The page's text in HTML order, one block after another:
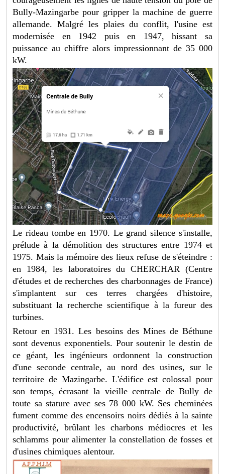
Bully-Mazingarbe pour gripper la machine de guerre
allemande. Malgré les plaies du conflit, l'usine est
modernisée en 1942 puis en 1947, hissant sa
puissance au chiffre alors impressionnant de 35 000
kW.
Le rideau tombe en 1970. Le grand silence s'installe,
prélude à la démolition des structures entre 1974 et
1975. Mais la mémoire des lieux refuse de s'éteindre :
en 1984, les laboratoires du CHERCHAR (Centre
d'études et de recherches des charbonnages de France)
s'implantent sur ces terres chargées d'histoire,
substituant la recherche scientifique à la fureur des
turbines.
Retour en 1931. Les besoins des Mines de Béthune
sont devenus exponentiels. Pour soutenir le destin de
ce géant, les ingénieurs ordonnent la construction
d'une seconde centrale, au nord des usines, sur le
territoire de Mazingarbe. L'édifice est colossal pour
son temps, écrasant la vieille centrale de Bully de
toute sa stature avec ses 78 000 kW. Ses cheminées
fument comme des encensoirs noirs dédiés à la sainte
productivité, brûlant les charbons médiocres et les
schlamms pour alimenter la constellation de fosses et
d'usines chimiques alentour.